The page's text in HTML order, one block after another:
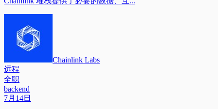
Chainlink Labs
远程
全职
backend
7月14日